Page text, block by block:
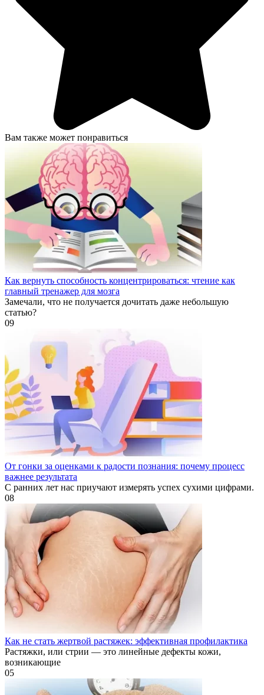
Вам также может понравиться
Как вернуть способность концентрироваться: чтение как
главный тренажер для мозга
Замечали, что не получается дочитать даже небольшую
статью?
09
От гонки за оценками к радости познания: почему процесс
важнее результата
С ранних лет нас приучают измерять успех сухими цифрами.
08
Как не стать жертвой растяжек: эффективная профилактика
Растяжки, или стрии — это линейные дефекты кожи,
возникающие
05